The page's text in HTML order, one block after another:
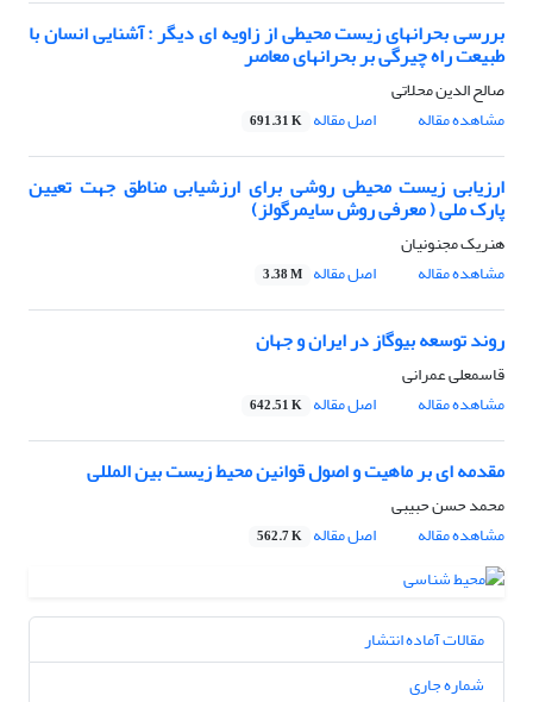
بررسی بحرانهای زیست محیطی از زاویه ای دیگر : آشنایی انسان با
طبیعت راه چیرگی بر بحرانهای معاصر
صالح الدین محلاتی
مشاهده مقاله
اصل مقاله 691.31 K
ارزیابی زیست محیطی روشی برای ارزشیابی مناطق جهت تعیین
پارک ملی ( معرفی روش سایمرگولز)
هنریک مجنونیان
مشاهده مقاله
اصل مقاله 3.38 M
روند توسعه بیوگاز در ایران و جهان
قاسمعلی عمرانی
مشاهده مقاله
اصل مقاله 642.51 K
مقدمه ای بر ماهیت و اصول قوانین محیط زیست بین المللی
محمد حسن حبیبی
مشاهده مقاله
اصل مقاله 562.7 K
مقالات آماده انتشار
شماره جاری